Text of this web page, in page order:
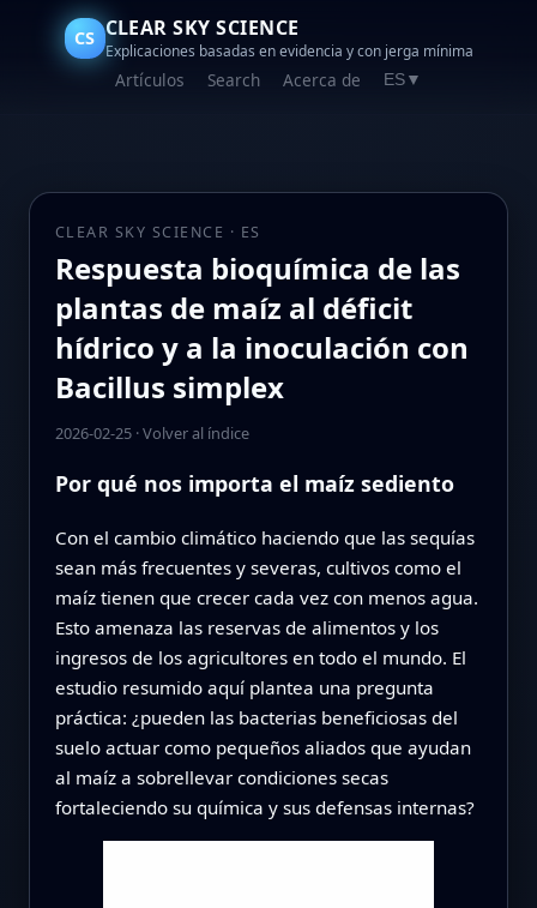
CS CLEAR SKY SCIENCE
Explicaciones basadas en evidencia y con jerga mínima
Artículos Search Acerca de ES ▼
CLEAR SKY SCIENCE · ES
Respuesta bioquímica de las
plantas de maíz al déficit
hídrico y a la inoculación con
Bacillus simplex
2026-02-25·Volver al índice
Por qué nos importa el maíz sediento
Con el cambio climático haciendo que las sequías
sean más frecuentes y severas, cultivos como el
maíz tienen que crecer cada vez con menos agua.
Esto amenaza las reservas de alimentos y los
ingresos de los agricultores en todo el mundo. El
estudio resumido aquí plantea una pregunta
práctica: ¿pueden las bacterias beneficiosas del
suelo actuar como pequeños aliados que ayudan
al maíz a sobrellevar condiciones secas
fortaleciendo su química y sus defensas internas?